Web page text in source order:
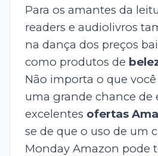
Para os amantes da
readers e audiolivros
na dança dos preços
como produtos de
Não importa o que
uma grande chance de
excelentes ofertas
se de que o uso de um
Monday Amazon pode